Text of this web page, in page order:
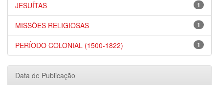
1
JESUÍTAS
1
MISSÕES RELIGIOSAS
1
PERÍODO COLONIAL (1500-1822)
Data de Publicação